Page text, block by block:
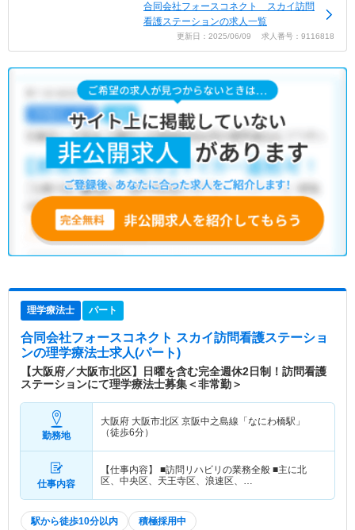
合同会社フォースコネクト スカイ訪問
看護ステーションの求人一覧
更新日：2025/06/09 求人番号：9116818
理学療法士 パート
合同会社フォースコネクト スカイ訪問看護ステーショ
ンの理学療法士求人(パート)
【大阪府／大阪市北区】日曜を含む完全週休2日制！訪問看護
ステーションにて理学療法士募集＜非常勤＞
勤務地
大阪府 大阪市北区 京阪中之島線「なにわ橋駅」
（徒歩6分）
仕事内容
【仕事内容】 ■訪問リハビリの業務全般 ■主に北
区、中央区、天王寺区、浪速区、…
駅から徒歩10分以内 積極採用中